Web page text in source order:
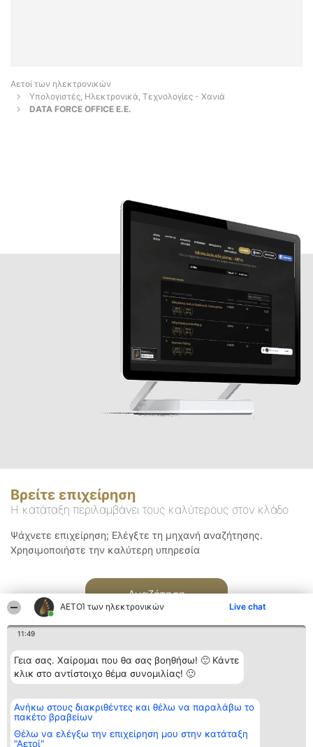
ΑΕΤΟΊ των ηλεκτρονικών Live chat
11:49
Γεια σας. Χαίρομαι που θα σας βοηθήσω! 🙂 Κάντε
κλικ στο αντίστοιχο θέμα συνομιλίας! 🙂
Ανήκω στους διακριθέντες και θέλω να παραλάβω το
πακέτο βραβείων
Θέλω να ελέγξω την επιχείρηση μου στην κατάταξη
"Αετοί"
Αετοί των ηλεκτρονικών
Υπολογιστές, Ηλεκτρονικά, Τεχνολογίες - Χανιά
DATA FORCE OFFICE Ε.Ε.
Βρείτε επιχείρηση
Η κατάταξη περιλαμβάνει τους καλύτερους στον κλάδο
Ψάχνετε επιχείρηση; Ελέγξτε τη μηχανή αναζήτησης.
Χρησιμοποιήστε την καλύτερη υπηρεσία
Αναζήτηση
Διοργανωτής της
κατάταξης
BEAUTIFUL COMPANY
ΤΗΛ. ΕΠΙΚΟΙΝΩΝΙΑΣ:
Κατάταξη
Διακριθέντες
των
διακριθέντων
Επικοινωνία
Επικοινωνία